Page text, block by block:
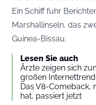
Ein Schiff fuhr
Marshallinseln, das
Guinea-Bissau.
Lesen Sie auch
Ärzte zeigen sich
großen Internettrend
Das V8-Comeback,
hat, passiert jetzt